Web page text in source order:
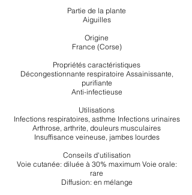
Partie de la plante
Aiguilles
Origine
France (Corse)
Propriétés caractéristiques
Décongestionnante respiratoire Assainissante,
purifiante
Anti-infectieuse
Utilisations
Infections respiratoires, asthme Infections urinaires
Arthrose, arthrite, douleurs musculaires
Insuffisance veineuse, jambes lourdes
Conseils d'utilisation
Voie cutanée: diluée à 30% maximum Voie orale:
rare
Diffusion: en mélange